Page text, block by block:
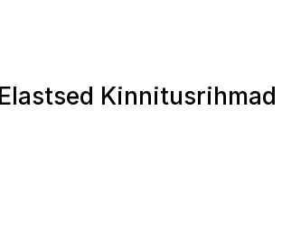
Kinnitusrihmad